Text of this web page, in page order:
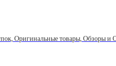
Оригинальные товары, Обзоры и